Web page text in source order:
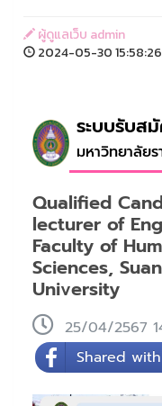
ผู้ดูแลเว็บ admin
2024-05-30 15:58:26